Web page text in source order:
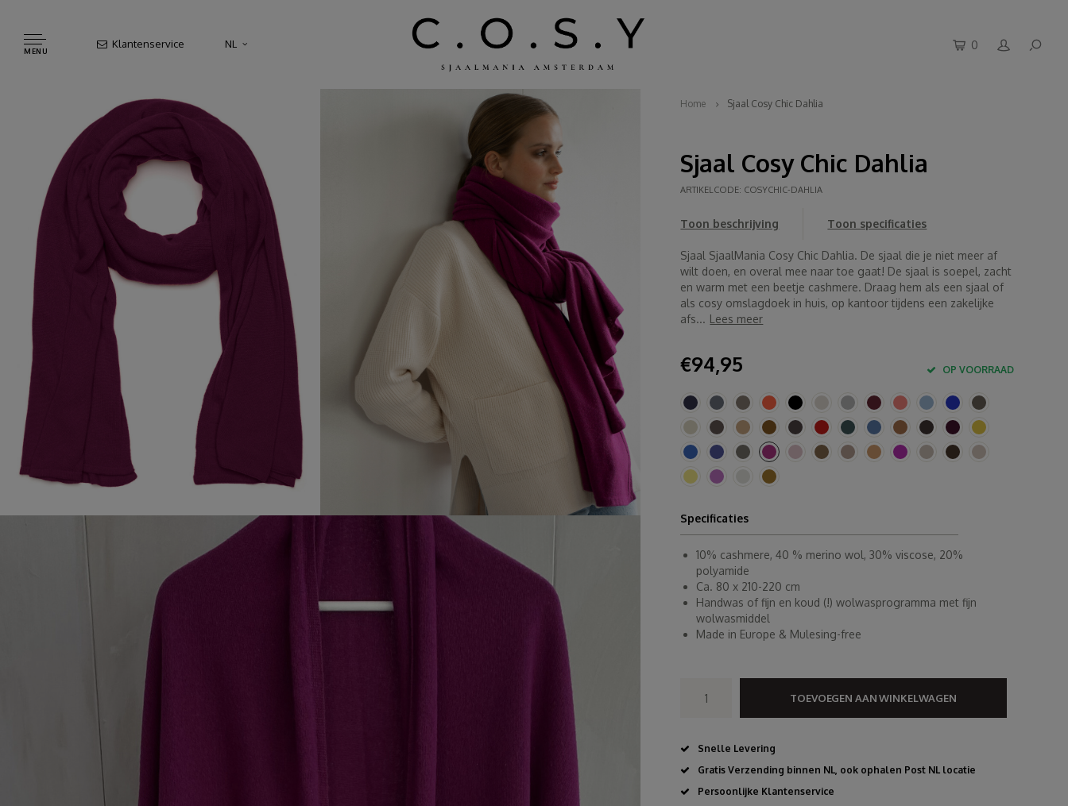
MENU
Klantenservice NL 0
Home Sjaal Cosy Chic Dahlia
Sjaal Cosy Chic Dahlia
ARTIKELCODE: COSYCHIC-DAHLIA
Toon beschrijving Toon specificaties
Sjaal SjaalMania Cosy Chic Dahlia. De sjaal die je niet meer af
wilt doen, en overal mee naar toe gaat! De sjaal is soepel, zacht
en warm met een beetje cashmere. Draag hem als een sjaal of
als cosy omslagdoek in huis, op kantoor tijdens een zakelijke
afs... Lees meer
€94,95 OP VOORRAAD
Specificaties
10% cashmere, 40 % merino wol, 30% viscose, 20%
polyamide
Ca. 80 x 210-220 cm
Handwas of fijn en koud (!) wolwasprogramma met fijn
wolwasmiddel
Made in Europe & Mulesing-free
TOEVOEGEN AAN WINKELWAGEN
Snelle Levering
Gratis Verzending binnen NL, ook ophalen Post NL locatie
Persoonlijke Klantenservice